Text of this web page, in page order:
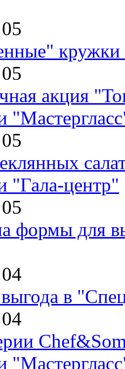
кружки
акция
"Гала-центр"
формы для
в